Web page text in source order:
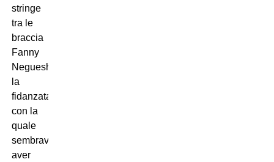
stringe
tra le
braccia
Fanny
Neguesha,
la
fidanzata
con la
quale
sembrava
aver